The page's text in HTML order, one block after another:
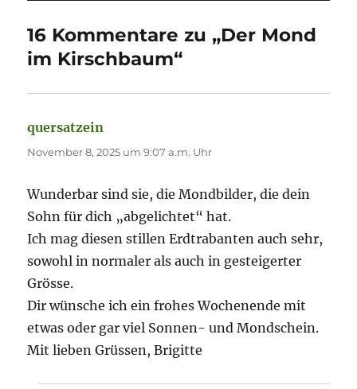
16 Kommentare zu „Der Mond
im Kirschbaum“
quersatzein
November 8, 2025 um 9:07 a.m. Uhr
Wunderbar sind sie, die Mondbilder, die dein
Sohn für dich „abgelichtet“ hat.
Ich mag diesen stillen Erdtrabanten auch sehr,
sowohl in normaler als auch in gesteigerter
Grösse.
Dir wünsche ich ein frohes Wochenende mit
etwas oder gar viel Sonnen- und Mondschein.
Mit lieben Grüssen, Brigitte